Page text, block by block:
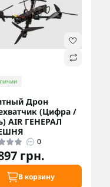
Дрон
(Цифра /
AIR ГЕНЕРАЛ
0
грн.
В корзину